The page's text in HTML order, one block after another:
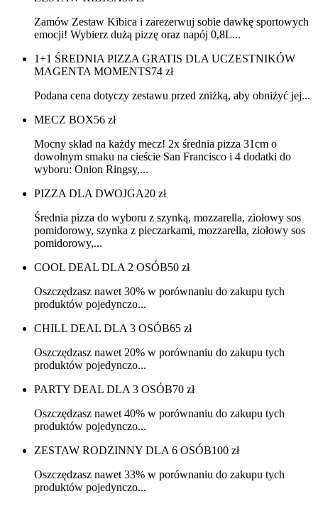
Zamów Zestaw Kibica i zarezerwuj sobie dawkę sportowych
emocji! Wybierz dużą pizzę oraz napój 0,8L...
1+1 ŚREDNIA PIZZA GRATIS DLA UCZESTNIKÓW
MAGENTA MOMENTS74 zł
Podana cena dotyczy zestawu przed zniżką, aby obniżyć jej...
MECZ BOX56 zł
Mocny skład na każdy mecz! 2x średnia pizza 31cm o
dowolnym smaku na cieście San Francisco i 4 dodatki do
wyboru: Onion Ringsy,...
PIZZA DLA DWOJGA20 zł
Średnia pizza do wyboru z szynką, mozzarella, ziołowy sos
pomidorowy, szynka z pieczarkami, mozzarella, ziołowy sos
pomidorowy,...
COOL DEAL DLA 2 OSÓB50 zł
Oszczędzasz nawet 30% w porównaniu do zakupu tych
produktów pojedynczo...
CHILL DEAL DLA 3 OSÓB65 zł
Oszczędzasz nawet 20% w porównaniu do zakupu tych
produktów pojedynczo...
PARTY DEAL DLA 3 OSÓB70 zł
Oszczędzasz nawet 40% w porównaniu do zakupu tych
produktów pojedynczo...
ZESTAW RODZINNY DLA 6 OSÓB100 zł
Oszczędzasz nawet 33% w porównaniu do zakupu tych
produktów pojedynczo...